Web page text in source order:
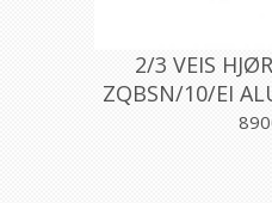
2/3 VEIS
ZQBSN/10/EI
SATIN